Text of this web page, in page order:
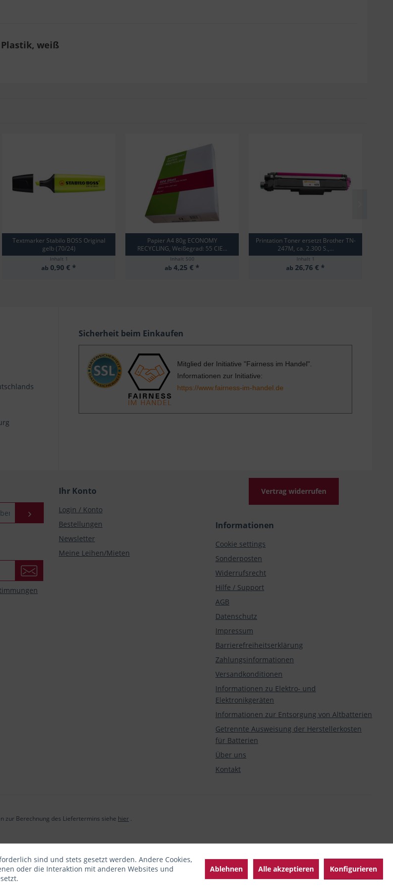
weiß
Textmarker Stabilo BOSS Original
gelb (70/24)
Inhalt 1
ab 0,90 € *
Papier A4 80g ECONOMY
RECYCLING, Weißegrad: 55 CIE...
Inhalt 500
ab 4,25 € *
Printation Toner ersetzt Brother TN-
247M, ca. 2.300 S.,...
Inhalt 1
ab 26,76 € *
Sicherheit beim Einkaufen
Mitglied der Initiative "Fairness im Handel".
Informationen zur Initiative:
https://www.fairness-im-handel.de
Ihr Konto
Login / Konto
Bestellungen
Newsletter
Meine Leihen/Mieten
Vertrag widerrufen
Informationen
Cookie settings
Sonderposten
Widerrufsrecht
Hilfe / Support
AGB
Datenschutz
Impressum
Barrierefreiheitserklärung
Zahlungsinformationen
Versandkonditionen
Informationen zu Elektro- und
Elektronikgeräten
Informationen zur Entsorgung von Altbatterien
Getrennte Ausweisung der Herstellerkosten
für Batterien
Über uns
Kontakt
zur Berechnung des Liefertermins siehe hier .
sind und stets gesetzt werden. Andere Cookies,
oder die Interaktion mit anderen Websites und
Ablehnen Alle akzeptieren Konfigurieren